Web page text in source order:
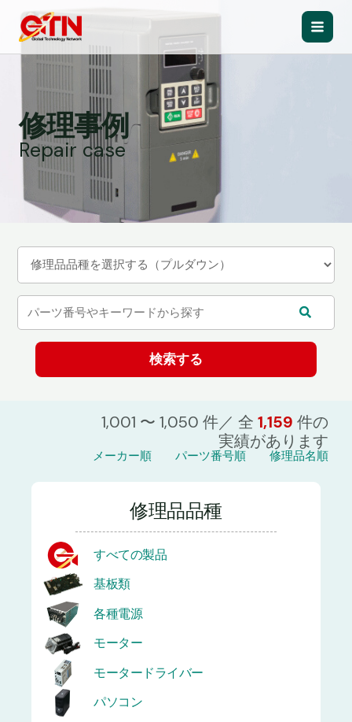
Main
修理事例
Repair case
1,001 〜 1,050 件／ 全 1,159 件の
実績があります
メーカー順 パーツ番号順 修理品名順
修理品品種
すべての製品
基板類
各種電源
モーター
モータードライバー
パソコン